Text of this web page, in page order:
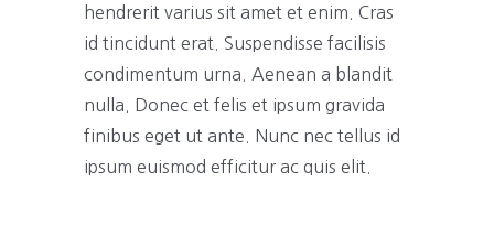
hendrerit varius sit amet et enim. Cras
id tincidunt erat. Suspendisse facilisis
condimentum urna. Aenean a blandit
nulla. Donec et felis et ipsum gravida
finibus eget ut ante. Nunc nec tellus id
ipsum euismod efficitur ac quis elit.